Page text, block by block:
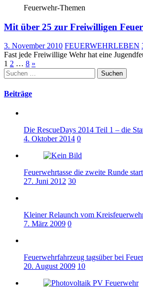
Feuerwehr-Themen
Mit über 25 zur Freiwilligen
3. November 2010 FEUERWEHRLEBEN
Fast jede Freiwillige Wehr hat eine
Seitennummerierung
der
Beiträge
1 2 … 8 »
Suchen
nach:
Beiträge
Die RescueDays 2014 Teil 1 – die
4. Oktober 2014 0
Feuerwehrtasse die zweite Runde
27. Juni 2012 30
Kleiner Relaunch vom
7. März 2009 0
Feuerwehrfahrzeug tagsüber bei
20. August 2009 10